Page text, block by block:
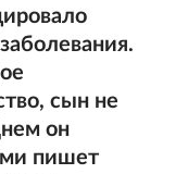
сын не
он
пишет